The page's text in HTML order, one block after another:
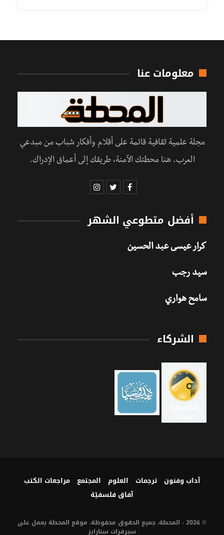
معلومات عنا
مجلة علمية ثقافية قائمة على أقلام وأفكار شباب من مبدعي
العرب. هنا محطتك الآمنة، طريقك إلى أعماق الإدراك.
أفضل متطوعي الشهر
كرار عيسى عبد الحسين
سيد رجب
سامح هواري
الشركاء
آداب وفنون ترجمات العلوم المجتمع
مراجعات الكتب
آفاق فلسفيّة‎
© 2026 - المحطة. جميع الحقوق محفوظة. موقع المحطة يعمل على
سيرفرات سنارايز